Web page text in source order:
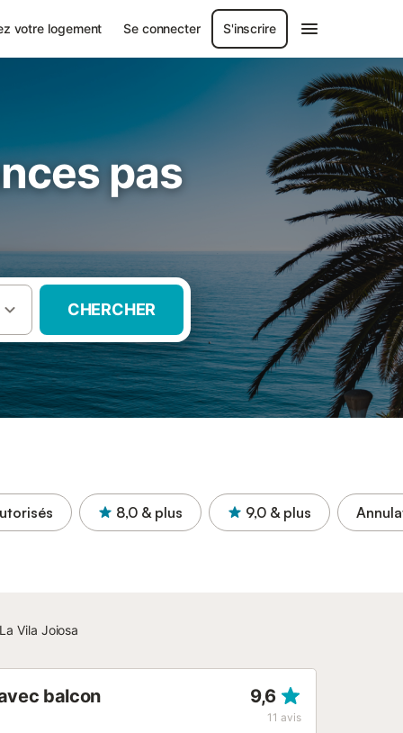
votre logement Se connecter S'inscrire
pas
CHERCHER
8,0 & plus 9,0 & plus
Vila Joiosa
balcon 9,6
11 avis